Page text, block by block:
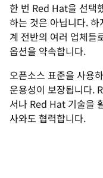
한 번 Red Hat을 선택
하는 것은 아닙니다.
계 전반의 여러 업체들
옵션을 약속합니다.
오픈소스 표준을 사용
운용성이 보장됩니다.
서나 Red Hat 기술을
사와도 협력합니다.